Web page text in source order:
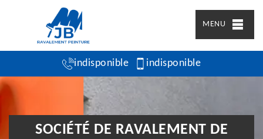
MENU
indisponible indisponible
SOCIÉTÉ DE RAVALEMENT DE